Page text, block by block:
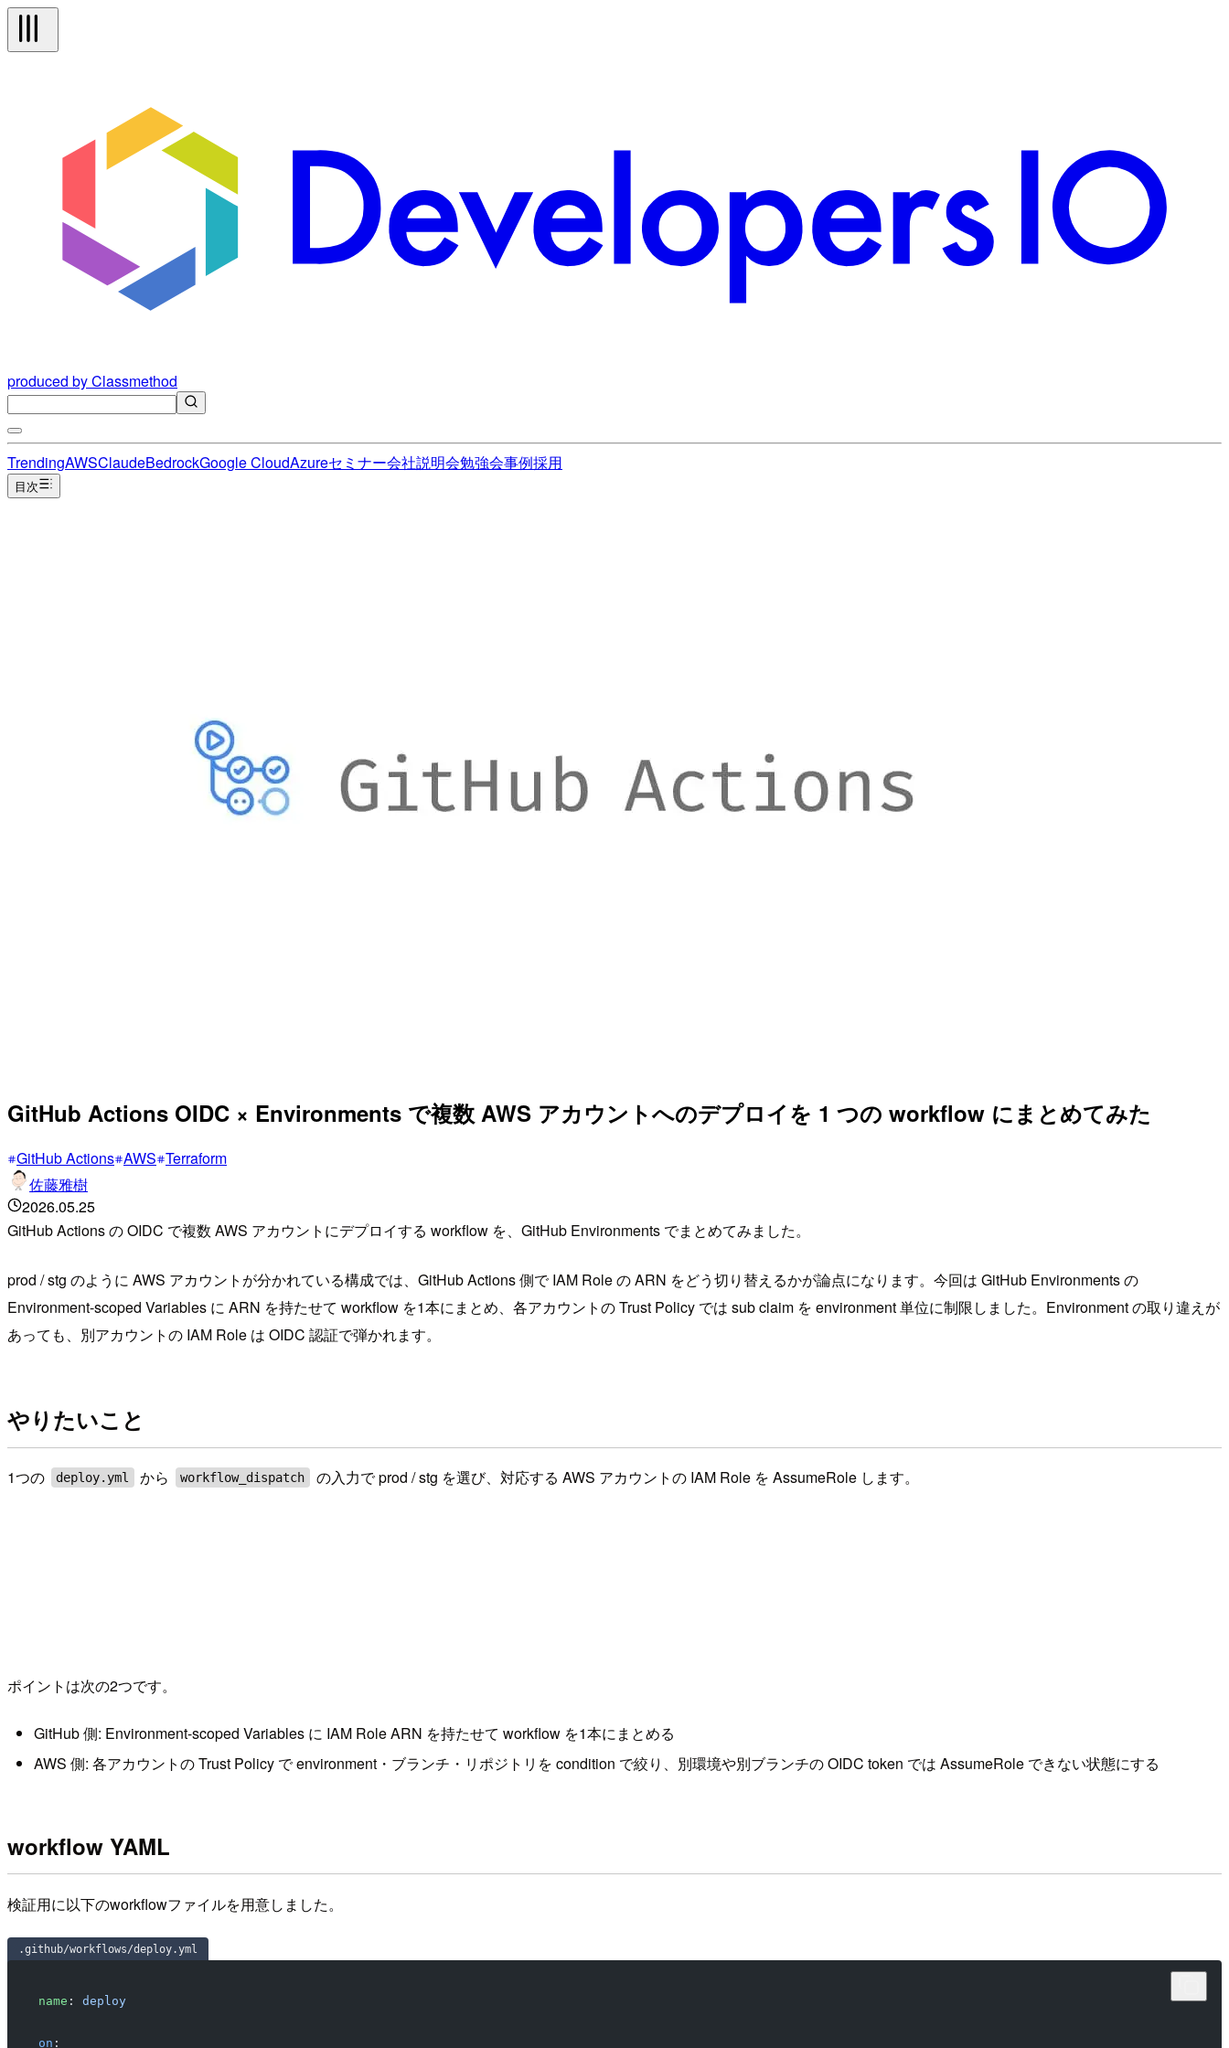
produced by Classmethod
TrendingAWSClaudeBedrockGoogle CloudAzureセミナー会社説明会勉強会事例採用
目次
GitHub Actions OIDC × Environments で複数 AWS アカウントへのデプロイを 1 つの workflow にまとめてみた
GitHub Actions AWS Terraform
佐藤雅樹
2026.05.25
GitHub Actions の OIDC で複数 AWS アカウントにデプロイする workflow を、GitHub Environments でまとめてみました。
prod / stg のように AWS アカウントが分かれている構成では、GitHub Actions 側で IAM Role の ARN をどう切り替えるかが論点になります。今回は GitHub Environments の
Environment-scoped Variables に ARN を持たせて workflow を1本にまとめ、各アカウントの Trust Policy では sub claim を environment 単位に制限しました。Environment の取り違えが
あっても、別アカウントの IAM Role は OIDC 認証で弾かれます。
やりたいこと
1つの deploy.yml から workflow_dispatch の入力で prod / stg を選び、対応する AWS アカウントの IAM Role を AssumeRole します。
ポイントは次の2つです。
GitHub 側: Environment-scoped Variables に IAM Role ARN を持たせて workflow を1本にまとめる
AWS 側: 各アカウントの Trust Policy で environment・ブランチ・リポジトリを condition で絞り、別環境や別ブランチの OIDC token では AssumeRole できない状態にする
workflow YAML
検証用に以下のworkflowファイルを用意しました。
.github/workflows/deploy.yml
name : deploy
on :